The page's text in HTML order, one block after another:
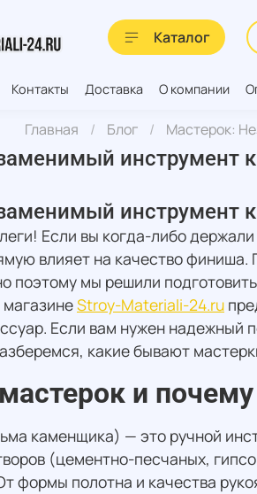
Каталог
Контакты Доставка О компании
Главная Блог Мастерок:
инструмент
инструмент
Если вы когда-либо
влияет на качество
поэтому мы решили
Stroy-Materiali-24.ru
Если вам нужен надежный
какие бывают
и
каменщика) — это ручной
(цементно-песчаных,
формы полотна и качества